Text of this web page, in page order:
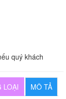
quý khách
MÔ TẢ
LOẠI